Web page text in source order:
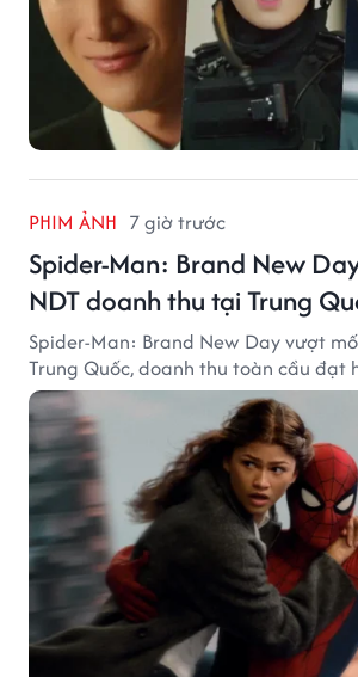
PHIM ẢNH 7 giờ trước
Spider-Man: Brand New
NDT doanh thu tại Trung
Spider-Man: Brand New Day vượt
Trung Quốc, doanh thu toàn cầu đạt